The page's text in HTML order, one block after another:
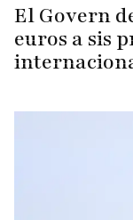
El Govern
euros a sis